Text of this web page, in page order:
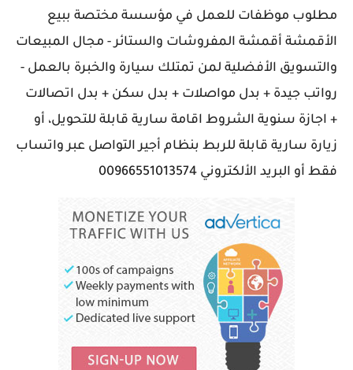
مطلوب موظفات للعمل في مؤسسة مختصة ببيع
الأقمشة أقمشة المفروشات والستائر - مجال المبيعات
والتسويق الأفضلية لمن تمتلك سيارة والخبرة بالعمل -
رواتب جيدة + بدل مواصلات + بدل سكن + بدل اتصالات
+ اجازة سنوية الشروط اقامة سارية قابلة للتحويل، أو
زيارة سارية قابلة للربط بنظام أجير التواصل عبر واتساب
فقط أو البريد الألكتروني 00966551013574